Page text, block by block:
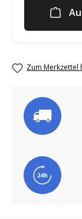
Zum Merkzettel